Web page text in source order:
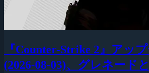
『Counter-Strike 2』アッ
(2026-08-03)、グレネード